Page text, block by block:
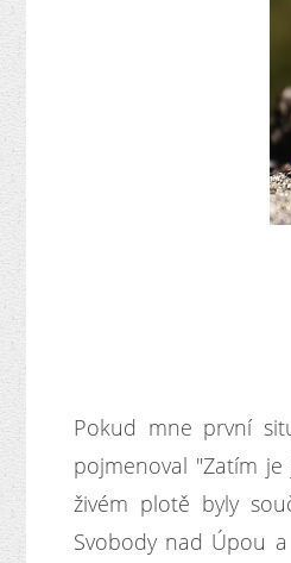
Pokud mne první
pojmenoval "Zatím
živém plotě byly
Svobody nad Úpou